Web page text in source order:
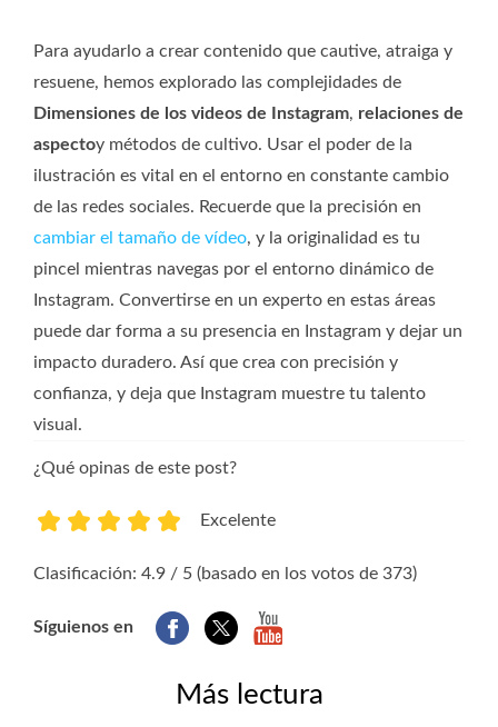
Para ayudarlo a crear contenido que cautive, atraiga y
resuene, hemos explorado las complejidades de
Dimensiones de los videos de Instagram, relaciones de
aspectoy métodos de cultivo. Usar el poder de la
ilustración es vital en el entorno en constante cambio
de las redes sociales. Recuerde que la precisión en
cambiar el tamaño de vídeo, y la originalidad es tu
pincel mientras navegas por el entorno dinámico de
Instagram. Convertirse en un experto en estas áreas
puede dar forma a su presencia en Instagram y dejar un
impacto duradero. Así que crea con precisión y
confianza, y deja que Instagram muestre tu talento
visual.
¿Qué opinas de este post?
Excelente
Clasificación: 4.9 / 5 (basado en los votos de 373)
Síguienos en
Más lectura